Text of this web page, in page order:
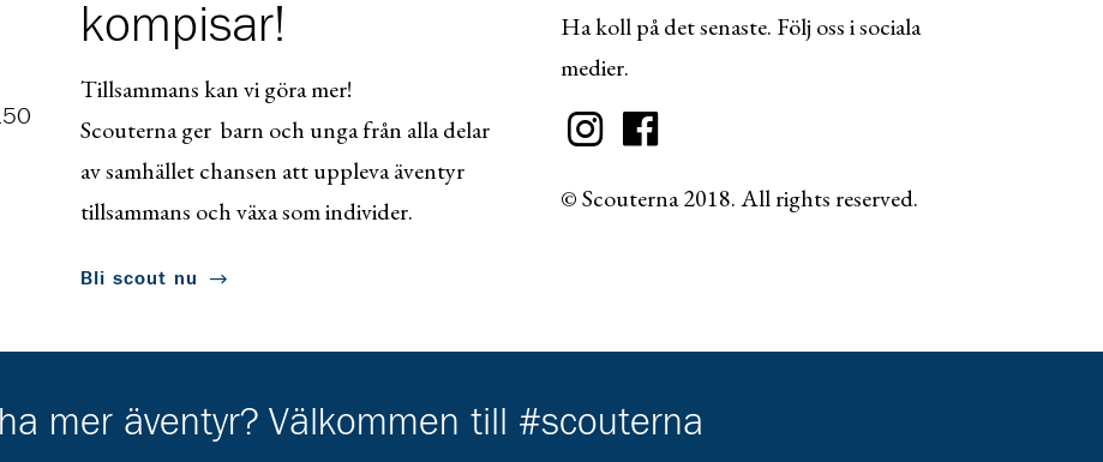
kompisar!
Tillsammans kan vi göra mer!
Scouterna ger barn och unga från alla delar
av samhället chansen att uppleva äventyr
tillsammans och växa som individer.
Bli scout nu
Ha koll på det senaste. Följ oss i sociala
medier.
© Scouterna 2018. All rights reserved.
mer äventyr? Välkommen till #scouterna